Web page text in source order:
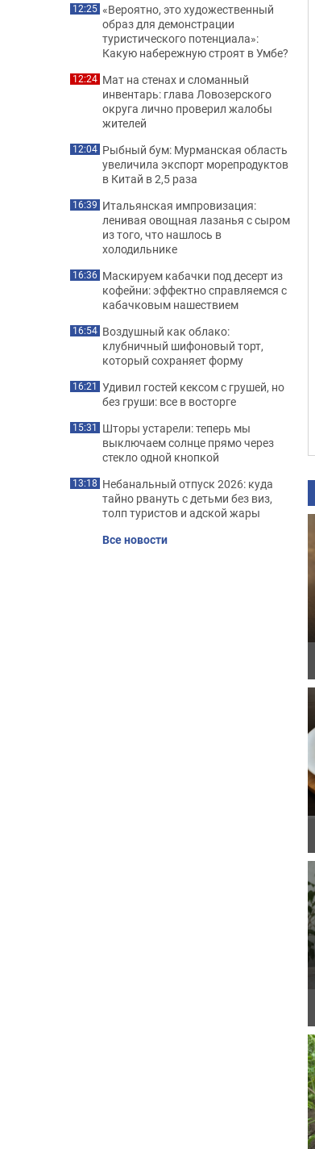
12:25 «Вероятно, это художественный
образ для демонстрации
туристического потенциала»:
Какую набережную строят в Умбе?
12:24 Мат на стенах и сломанный
инвентарь: глава Ловозерского
округа лично проверил жалобы
жителей
12:04 Рыбный бум: Мурманская область
увеличила экспорт морепродуктов
в Китай в 2,5 раза
16:39 Итальянская импровизация:
ленивая овощная лазанья с сыром
из того, что нашлось в
холодильнике
16:36 Маскируем кабачки под десерт из
кофейни: эффектно справляемся с
кабачковым нашествием
16:54 Воздушный как облако:
клубничный шифоновый торт,
который сохраняет форму
16:21 Удивил гостей кексом с грушей, но
без груши: все в восторге
15:31 Шторы устарели: теперь мы
выключаем солнце прямо через
стекло одной кнопкой
13:18 Небанальный отпуск 2026: куда
тайно рвануть с детьми без виз,
толп туристов и адской жары
Все новости